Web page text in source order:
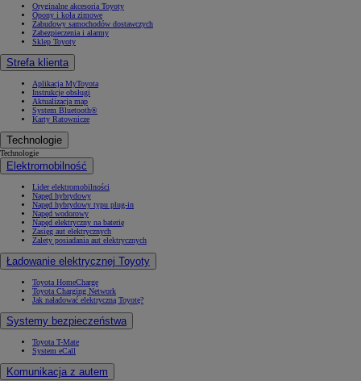
Oryginalne akcesoria Toyoty
Opony i koła zimowe
Zabudowy samochodów dostawczych
Zabezpieczenia i alarmy
Sklep Toyoty
Strefa klienta
Aplikacja MyToyota
Instrukcje obsługi
Aktualizacja map
System Bluetooth®
Karty Ratownicze
Technologie
Technologie
Elektromobilność
Lider elektromobilności
Napęd hybrydowy
Napęd hybrydowy typu plug-in
Napęd wodorowy
Napęd elektryczny na baterię
Zasięg aut elektrycznych
Zalety posiadania aut elektrycznych
Ładowanie elektrycznej Toyoty
Toyota HomeCharge
Toyota Charging Network
Jak naładować elektryczną Toyotę?
Systemy bezpieczeństwa
Toyota T-Mate
System eCall
Komunikacja z autem